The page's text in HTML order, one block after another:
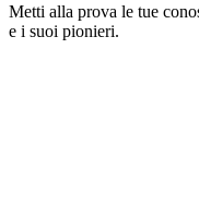
Metti alla prova le tue
e i suoi pionieri.